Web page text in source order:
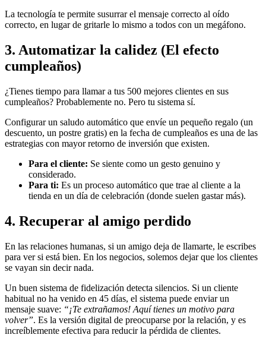
La tecnología te permite susurrar el mensaje correcto al oído
correcto, en lugar de gritarle lo mismo a todos con un megáfono.
3. Automatizar la calidez (El efecto
cumpleaños)
¿Tienes tiempo para llamar a tus 500 mejores clientes en sus
cumpleaños? Probablemente no. Pero tu sistema sí.
Configurar un saludo automático que envíe un pequeño regalo (un
descuento, un postre gratis) en la fecha de cumpleaños es una de las
estrategias con mayor retorno de inversión que existen.
Para el cliente: Se siente como un gesto genuino y
considerado.
Para ti: Es un proceso automático que trae al cliente a la
tienda en un día de celebración (donde suelen gastar más).
4. Recuperar al amigo perdido
En las relaciones humanas, si un amigo deja de llamarte, le escribes
para ver si está bien. En los negocios, solemos dejar que los clientes
se vayan sin decir nada.
Un buen sistema de fidelización detecta silencios. Si un cliente
habitual no ha venido en 45 días, el sistema puede enviar un
mensaje suave: “¡Te extrañamos! Aquí tienes un motivo para
volver”. Es la versión digital de preocuparse por la relación, y es
increíblemente efectiva para reducir la pérdida de clientes.